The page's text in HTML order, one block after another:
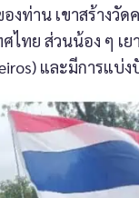
องท่าน เขาสร้างวั
ศไทย ส่วนน้อง ๆ เ
และมีการแบ่